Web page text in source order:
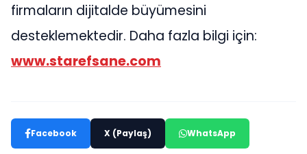
firmaların dijitalde büyümesini
desteklemektedir. Daha fazla bilgi için:
www.starefsane.com
Facebook X (Paylaş) WhatsApp